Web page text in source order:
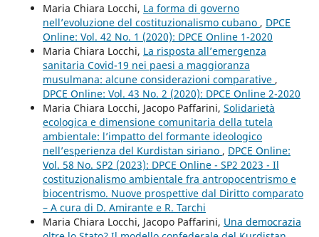
Maria Chiara Locchi, La forma di governo
nell’evoluzione del costituzionalismo cubano , DPCE
Online: Vol. 42 No. 1 (2020): DPCE Online 1-2020
Maria Chiara Locchi, La risposta all’emergenza
sanitaria Covid-19 nei paesi a maggioranza
musulmana: alcune considerazioni comparative ,
DPCE Online: Vol. 43 No. 2 (2020): DPCE Online 2-2020
Maria Chiara Locchi, Jacopo Paffarini, Solidarietà
ecologica e dimensione comunitaria della tutela
ambientale: l’impatto del formante ideologico
nell’esperienza del Kurdistan siriano , DPCE Online:
Vol. 58 No. SP2 (2023): DPCE Online - SP2 2023 - Il
costituzionalismo ambientale fra antropocentrismo e
biocentrismo. Nuove prospettive dal Diritto comparato
– A cura di D. Amirante e R. Tarchi
Maria Chiara Locchi, Jacopo Paffarini, Una democrazia